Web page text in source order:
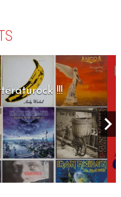
Days To Rock !!!